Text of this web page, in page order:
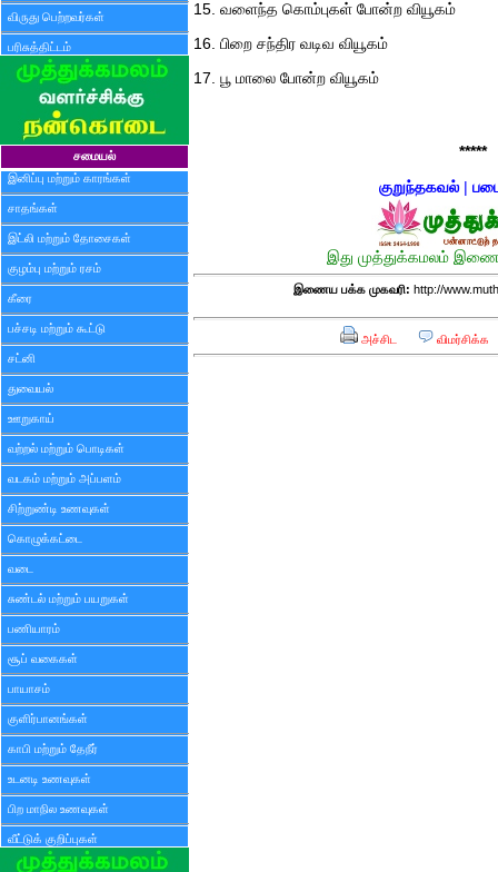
விருது பெற்றவர்கள்
பரிசுத்திட்டம்
சமையல்
இனிப்பு மற்றும் காரங்கள்
சாதங்கள்
இட்லி மற்றும் தோசைகள்
குழம்பு மற்றும் ரசம்
கீரை
பச்சடி மற்றும் கூட்டு
சட்னி
துவையல்
ஊறுகாய்
வற்றல் மற்றும் பொடிகள்
வடகம் மற்றும் அப்பளம்
சிற்றுண்டி உணவுகள்
கொழுக்கட்டை
வடை
சுண்டல் மற்றும் பயறுகள்
பணியாரம்
சூப் வகைகள்
பாயாசம்
குளிர்பானங்கள்
காபி மற்றும் தேநீர்
உடனடி உணவுகள்
பிற மாநில உணவுகள்
வீட்டுக் குறிப்புகள்
15. வளைந்த கொம்புகள் போன்ற வியூகம்
16. பிறை சந்திர வடிவ வியூகம்
17. பூ மாலை போன்ற வியூகம்
*****
குறுந்தகவல்|
இது முத்துக்கமலம்
இணைய பக்க முகவரி: http://
அச்சிட விமர்சிக்க